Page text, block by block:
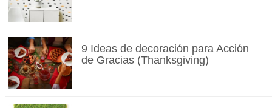
9 Ideas de decoración para Acción
de Gracias (Thanksgiving)